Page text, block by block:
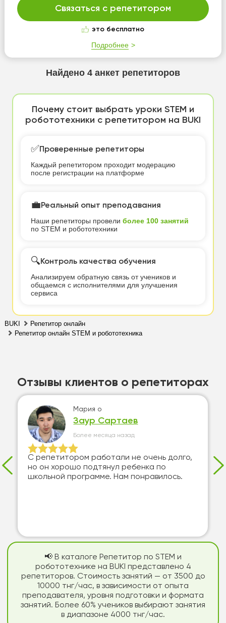
Связаться с репетитором
это бесплатно
Подробнее
Найдено 4 анкет репетиторов
Почему стоит выбрать уроки STEM и
робототехники с репетитором на BUKI
✅Проверенные репетиторы
Каждый репетитором проходит модерацию
после регистрации на платформе
💼Реальный опыт преподавания
Наши репетиторы провели более 100 занятий
по STEM и робототехники
🔍Контроль качества обучения
Анализируем обратную связь от учеников и
общаемся с исполнителями для улучшения
сервиса
BUKI
Репетитор онлайн
Репетитор онлайн STEM и робототехника
Отзывы клиентов о репетиторах
Мария о
Заур Сартаев
Более месяца назад
С репетитором работали не очень долго,
но он хорошо подтянул ребенка по
школьной программе. Нам понравилось.
📢 В каталоге Репетитор по STEM и
робототехнике на BUKI представлено 4
репетиторов. Стоимость занятий — от 3500 до
10000 тнг/час, в зависимости от опыта
преподавателя, уровня подготовки и формата
занятий. Более 60% учеников выбирают занятия
в диапазоне 4000 тнг/час.